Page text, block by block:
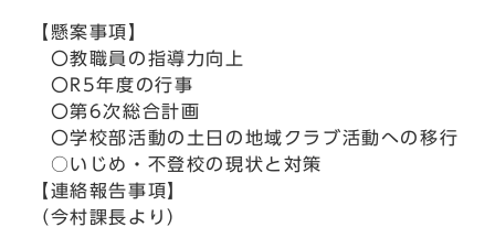
【懸案事項】
〇教職員の指導力向上
〇R5年度の行事
〇第6次総合計画
〇学校部活動の土日の地域クラブ活動への移行
○いじめ・不登校の現状と対策
【連絡報告事項】
（今村課長より）